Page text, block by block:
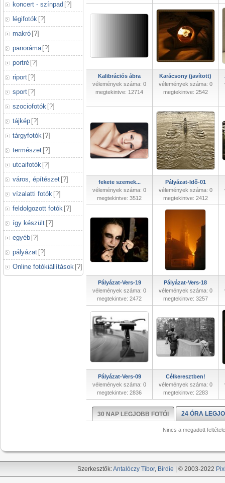
koncert - színpad [?]
légifotók [?]
makró [?]
panoráma [?]
portré [?]
riport [?]
sport [?]
szociofotók [?]
tájkép [?]
tárgyfotók [?]
természet [?]
utcaifotók [?]
város, építészet [?]
vízalatti fotók [?]
feldolgozott fotók [?]
így készült [?]
egyéb [?]
pályázat [?]
Online fotókiállítások [?]
Kalibrációs ábra
vélemények száma: 0
megtekintve: 12714
Karácsony (javított)
vélemények száma: 0
megtekintve: 2542
fekete szemek...
vélemények száma: 0
megtekintve: 3512
Pályázat-Idő-01
vélemények száma: 0
megtekintve: 2412
Pályázat-Vers-19
vélemények száma: 0
megtekintve: 2472
Pályázat-Vers-18
vélemények száma: 0
megtekintve: 3257
Pályázat-Vers-09
vélemények száma: 0
megtekintve: 2836
Célkeresztben!
vélemények száma: 0
megtekintve: 2283
30 NAP LEGJOBB FOTÓI 24 ÓRA
Nincs a megadott
Szerkesztők:Antalóczy Tibor, Birdie | © 2003-2022